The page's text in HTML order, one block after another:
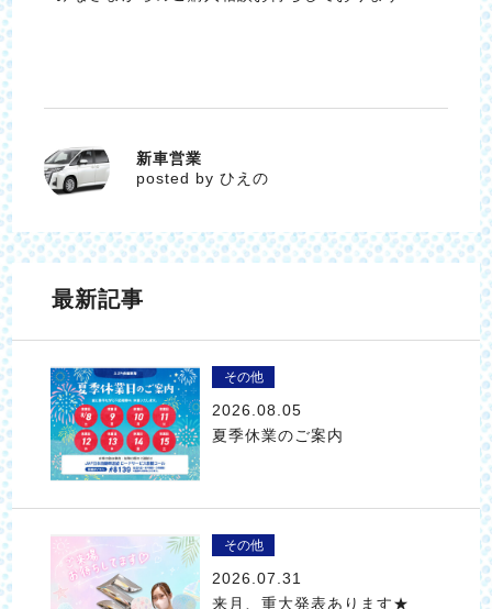
ひえの
新車営業
posted by ひえの
最新記事
その他
2026.08.05
夏季休業のご案内
その他
2026.07.31
来月、重大発表あります★